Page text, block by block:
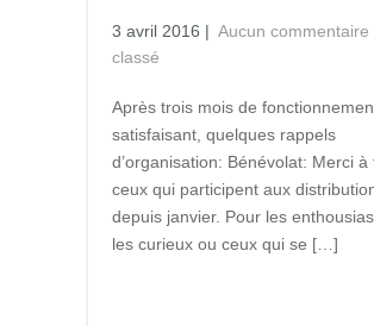
3 avril 2016 | Aucun commentaire
classé
Après trois mois de
satisfaisant, quelques rappels
d’organisation: Bénévolat: Merci à
ceux qui participent aux
depuis janvier. Pour les
les curieux ou ceux qui se […]